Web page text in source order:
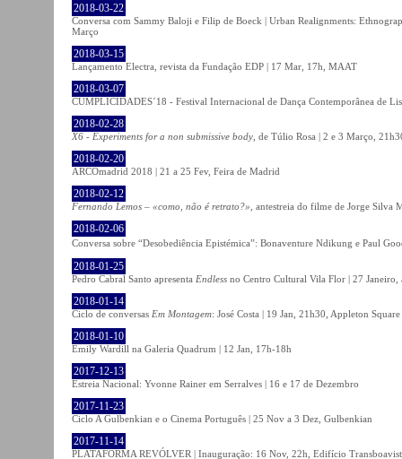
2018-03-22
Conversa com Sammy Baloji e Filip de Boeck | Urban Realignments:
Março
2018-03-15
Lançamento Electra, revista da Fundação EDP | 17 Mar, 17h, MAAT
2018-03-07
CUMPLICIDADES´18 - Festival Internacional de Dança Contemporânea de
2018-02-28
X6 - Experiments for a non submissive body , de Túlio Rosa | 2 e 3 Março,
2018-02-20
ARCOmadrid 2018 | 21 a 25 Fev, Feira de Madrid
2018-02-12
Fernando Lemos – «como, não é retrato?» , antestreia do filme de Jorge Silva
2018-02-06
Conversa sobre “Desobediência Epistémica”: Bonaventure Ndikung e Paul
2018-01-25
Pedro Cabral Santo apresenta Endless no Centro Cultural Vila Flor | 27 Janeiro,
2018-01-14
Ciclo de conversas Em Montagem: José Costa | 19 Jan, 21h30, Appleton Square
2018-01-10
Emily Wardill na Galeria Quadrum | 12 Jan, 17h-18h
2017-12-13
Estreia Nacional: Yvonne Rainer em Serralves | 16 e 17 de Dezembro
2017-11-23
Ciclo A Gulbenkian e o Cinema Português | 25 Nov a 3 Dez, Gulbenkian
2017-11-14
PLATAFORMA REVÓLVER | Inauguração: 16 Nov, 22h, Edifício